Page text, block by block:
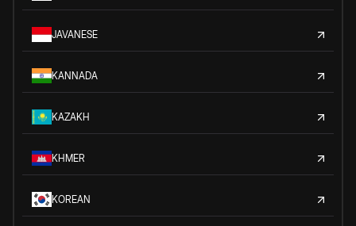
JAVANESE
KANNADA
KAZAKH
KHMER
KOREAN